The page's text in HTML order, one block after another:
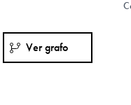
Ver grafo